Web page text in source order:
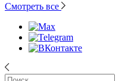
Смотреть все